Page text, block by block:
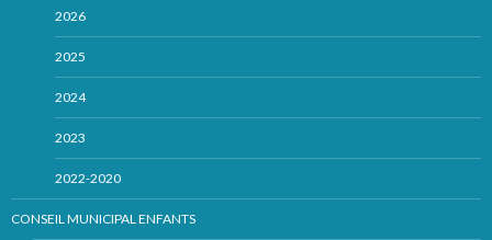
2026
2025
2024
2023
2022-2020
CONSEIL MUNICIPAL ENFANTS